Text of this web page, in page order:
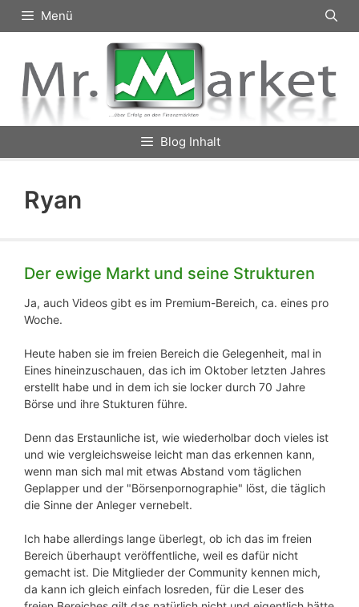
Inhalt
Menü
Blog Inhalt
Ryan
Der ewige Markt und seine Strukturen
Ja, auch Videos gibt es im Premium-Bereich, ca. eines pro
Woche.
Heute haben sie im freien Bereich die Gelegenheit, mal in
Eines hineinzuschauen, das ich im Oktober letzten Jahres
erstellt habe und in dem ich sie locker durch 70 Jahre
Börse und ihre Stukturen führe.
Denn das Erstaunliche ist, wie wiederholbar doch vieles ist
und wie vergleichsweise leicht man das erkennen kann,
wenn man sich mal mit etwas Abstand vom täglichen
Geplapper und der "Börsenpornographie" löst, die täglich
die Sinne der Anleger vernebelt.
Ich habe allerdings lange überlegt, ob ich das im freien
Bereich überhaupt veröffentliche, weil es dafür nicht
gemacht ist. Die Mitglieder der Community kennen mich,
da kann ich gleich einfach losreden, für die Leser des